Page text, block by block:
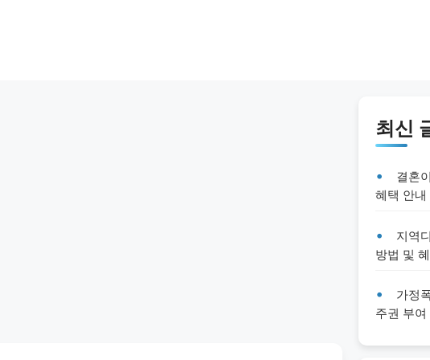
최신
결혼
혜택 안내
지역
방법 및
가정
주권 부